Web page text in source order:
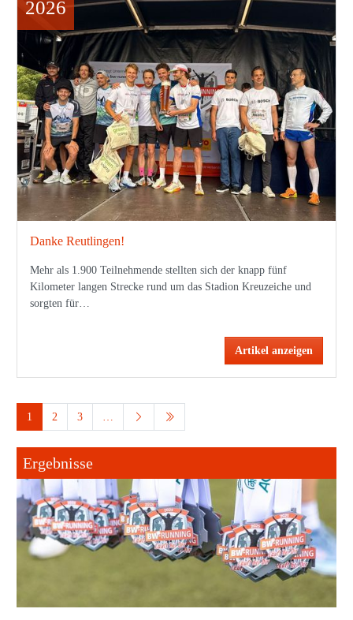
Danke Reutlingen!
Mehr als 1.900 Teilnehmende stellten sich der knapp fünf
Kilometer langen Strecke rund um das Stadion Kreuzeiche und
sorgten für…
Artikel anzeigen
2026
1 2 3 …
Ergebnisse